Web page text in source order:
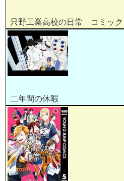
只野工業高校の日常 コミッ
二年間の休暇